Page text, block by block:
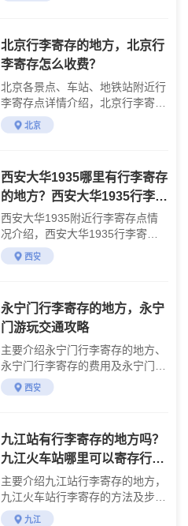
北京行李寄存的地方，北京行
李寄存怎么收费？
北京各景点、车站、地铁站附近行
李寄存点详情介绍，北京行李寄存
处收费标准说明
北京
西安大华1935哪里有行李寄存
的地方？西安大华1935行李寄
存怎么收费？
西安大华1935附近行李寄存点情
况介绍，西安大华1935行李寄存
点收费标准介绍
西安
永宁门行李寄存的地方，永宁
门游玩交通攻略
主要介绍永宁门行李寄存的地方、
永宁门行李寄存的费用及永宁门交
通游玩攻略
西安
九江站有行李寄存的地方吗？
九江火车站哪里可以寄存行
李？
主要介绍九江站行李寄存的地方，
九江火车站行李寄存的方法及步
骤，九江站附近旅游景点攻略
九江